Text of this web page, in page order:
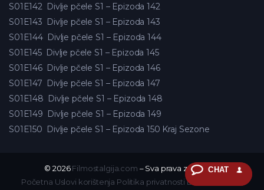
S01E142 Divlje pčele S1 – Epizoda 142
S01E143 Divlje pčele S1 – Epizoda 143
S01E144 Divlje pčele S1 – Epizoda 144
S01E145 Divlje pčele S1 – Epizoda 145
S01E146 Divlje pčele S1 – Epizoda 146
S01E147 Divlje pčele S1 – Epizoda 147
S01E148 Divlje pčele S1 – Epizoda 148
S01E149 Divlje pčele S1 – Epizoda 149
S01E150 Divlje pčele S1 – Epizoda 150 Kraj Sezone
© 2026Filmostalgija.com – Sva prava zadržana.
Početna Uslovi korištenja Politika privatnosti DMCA
CHAT